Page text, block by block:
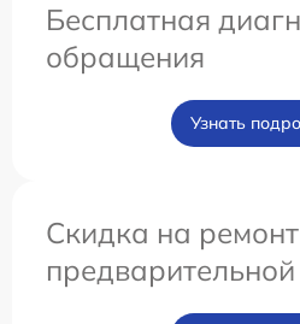
Бесплатная
обращения
Узнать
Скидка на